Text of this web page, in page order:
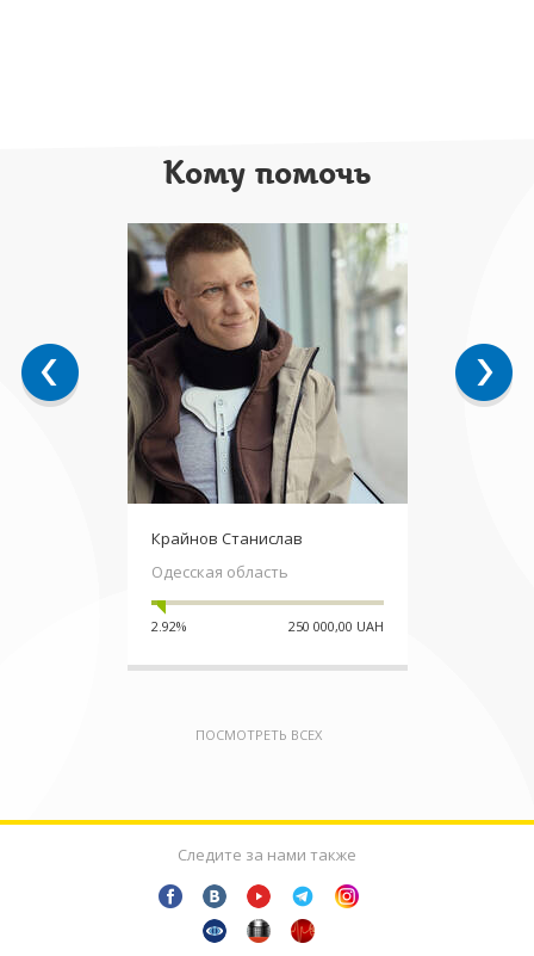
Кому помочь
ПОСМОТРЕТЬ ВСЕХ
Крайнов Станислав
Одесская область
2.92% 250 000,00 UAH
Следите за нами также